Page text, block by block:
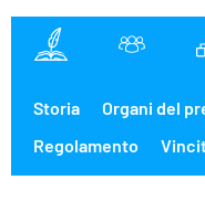
Storia Organi del
Regolamento